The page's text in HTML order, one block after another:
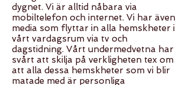
dygnet. Vi är alltid nåbara via
mobiltelefon och internet. Vi har även
media som flyttar in alla hemskheter i
vårt vardagsrum via tv och
dagstidning. Vårt undermedvetna har
svårt att skilja på verkligheten tex om
att alla dessa hemskheter som vi blir
matade med är personliga